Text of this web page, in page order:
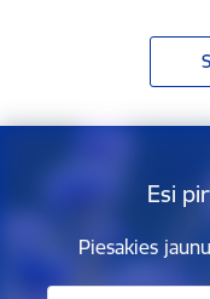
Esi
Piesakies